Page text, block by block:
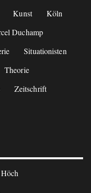
Kunst
Köln
Duchamp
Situationisten
Theorie
Zeitschrift